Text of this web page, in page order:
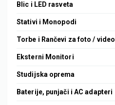
Blic i LED rasveta
Stativi i Monopodi
Torbe i Rančevi za foto / video
Eksterni Monitori
Studijska oprema
Baterije, punjači i AC adapteri